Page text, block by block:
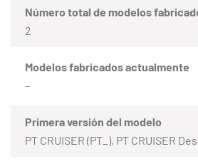
Número total de modelos
2
Modelos fabricados actualmente
–
Primera versión del modelo
PT CRUISER (PT_), PT CRUISER